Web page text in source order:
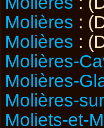
Molières :
Molières :
Molières-
Molières-
Molières-
Moliets-et-